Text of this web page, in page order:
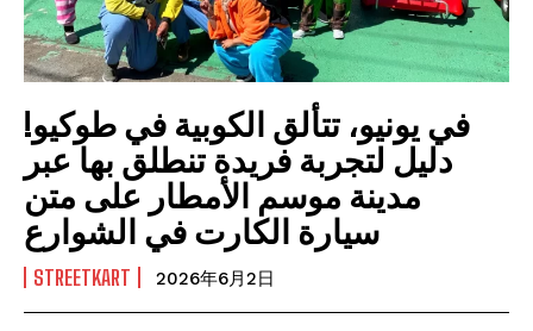
في يونيو، تتألق الكوبية في طوكيو!
دليل لتجربة فريدة تنطلق بها عبر
مدينة موسم الأمطار على متن
سيارة الكارت في الشوارع
STREETKART 2026年6月2日